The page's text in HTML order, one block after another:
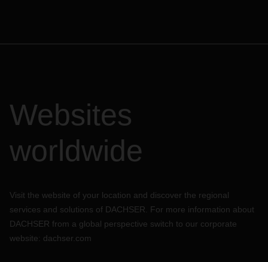
Websites
worldwide
Visit the website of your location and discover the regional
services and solutions of DACHSER. For more information about
DACHSER from a global perspective switch to our corporate
website: dachser.com